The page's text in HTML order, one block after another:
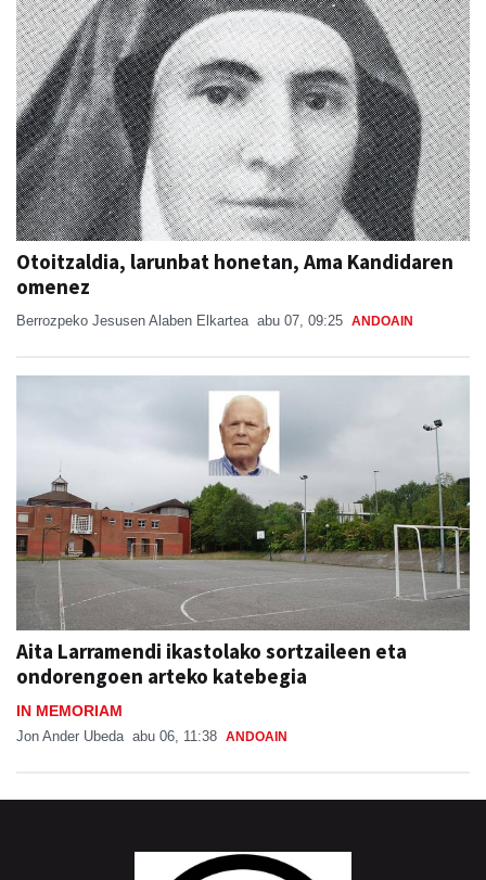
Otoitzaldia, larunbat honetan, Ama Kandidaren
omenez
Berrozpeko Jesusen Alaben Elkartea abu 07, 09:25 ANDOAIN
Aita Larramendi ikastolako sortzaileen eta
ondorengoen arteko katebegia
IN MEMORIAM
Jon Ander Ubeda abu 06, 11:38 ANDOAIN